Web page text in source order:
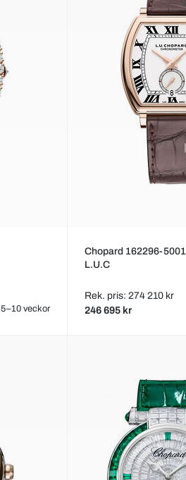
5–10 veckor
Chopard 162296-5001
L.U.C
Rek. pris: 274 210 kr
246 695 kr